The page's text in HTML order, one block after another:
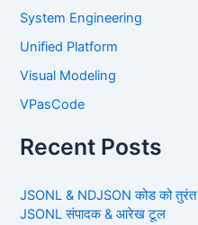
System Engineering
Unified Platform
Visual Modeling
VPasCode
Recent Posts
JSONL & NDJSON कोड को
JSONL संपादक & आरेख टूल